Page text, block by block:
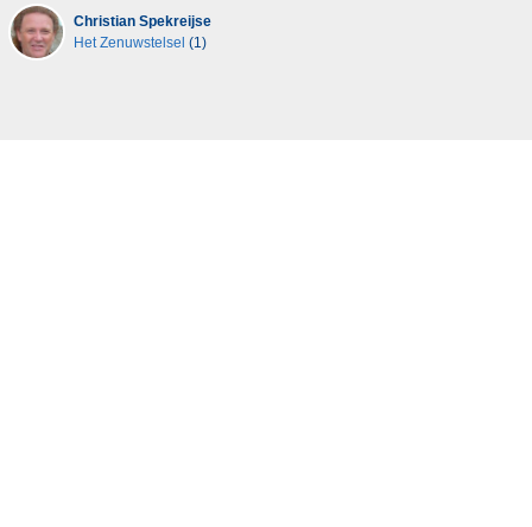
Christian Spekreijse
Het Zenuwstelsel (1)